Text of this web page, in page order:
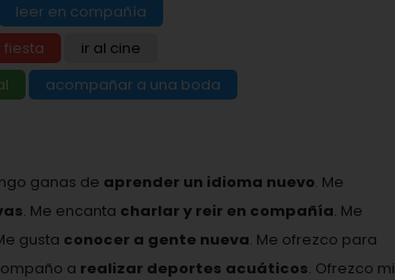
leer en compañía
fiesta
ir al cine
acompañar a una boda
ganas de aprender un idioma nuevo. Me
. Me encanta charlar y reir en compañía. Me
gusta conocer a gente nueva. Me ofrezco para
a realizar deportes acuáticos. Ofrezco mi